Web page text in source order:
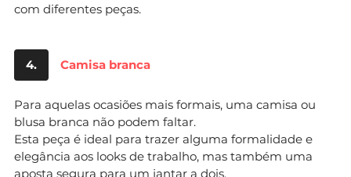
com diferentes peças.
4. Camisa branca
Para aquelas ocasiões mais formais, uma camisa ou
blusa branca não podem faltar.
Esta peça é ideal para trazer alguma formalidade e
elegância aos looks de trabalho, mas também uma
aposta segura para um jantar a dois.